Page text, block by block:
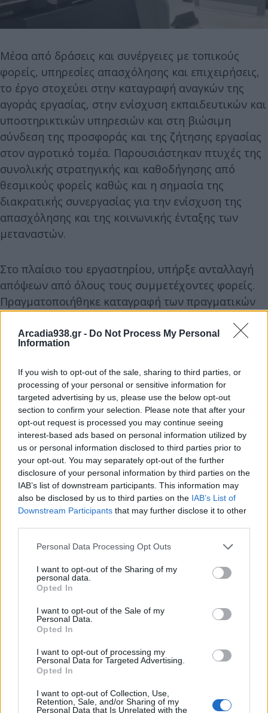
Arcadia938.gr - Do Not Process My Personal
Information
If you wish to opt-out of the sale, sharing to third parties, or
processing of your personal or sensitive information for
targeted advertising by us, please use the below opt-out
section to confirm your selection. Please note that after your
opt-out request is processed you may continue seeing
interest-based ads based on personal information utilized by
us or personal information disclosed to third parties prior to
your opt-out. You may separately opt-out of the further
disclosure of your personal information by third parties on the
IAB’s list of downstream participants. This information may
also be disclosed by us to third parties on the IAB’s List of
Downstream Participants that may further disclose it to other
Personal Data Processing Opt Outs
I want to opt-out of the Sharing of my
personal data.
Opted In
I want to opt-out of the Sale of my
Personal Data.
Opted In
I want to opt-out of processing my
Personal Data for Targeted Advertising.
Opted In
I want to opt-out of Collection, Use,
Retention, Sale, and/or Sharing of my
Personal Data that Is Unrelated with the
Μέσα από δράσεις και συνέργειες με τοπικούς
φορείς, υπηρεσίες απασχόλησης και επιχειρήσεις,
το έργο στοχεύει στην καταγραφή αναγκών της
αγοράς εργασίας, στην ενίσχυση εκπαιδευτικών και
υποστηρικτικών υπηρεσιών και στη βιώσιμη
σύνδεση της προσφοράς και της ζήτησης εργασίας
στον αγροτικό τομέα. Παρουσιάστηκαν πτυχές της
συνολικής στρατηγικής και καθοδήγησης από
θεσμικούς φορείς καθώς και η σημασία της
διακρατικής συνεργασίας για την ενίσχυση της
απασχόλησης και της κοινωνικής ένταξης των
μεταναστών.
Στο πλαίσιο του εργαστηρίου, υπήρξε ανταλλαγή
απόψεων από όλους τους συμμετέχοντες φορείς.
Πραγματοποιήθηκε καταγραφή των πραγματικών
τοπικών αναγκών και ελλείψεων εργατικού
δυναμικού στον πρωτογενή τομέα, έγινε η
αποτύπωση του τοπικού πλαισίου ένταξης και
υποστήριξης μεταναστών, καθώς και η
συνδιαμόρφωση ενός λειτουργικού μηχανισμού
εκπαίδευσης και αντιστοίχισης εργασίας,
προσαρμοσμένου στις ανάγκες της Περιφέρειας
Πελοποννήσου.
Στο εργαστήριο συμμετείχαν η Αντιδήμαρχος
Κοινωνικής Πρόνοιας και Αλληλεγγύης του Δήμου
Τρίπολης κ. Κορώνη – Παπαντωνίου Κλειώ, ο κ.
Συνεταιρισμών, πρόεδρος του Αγροτικού